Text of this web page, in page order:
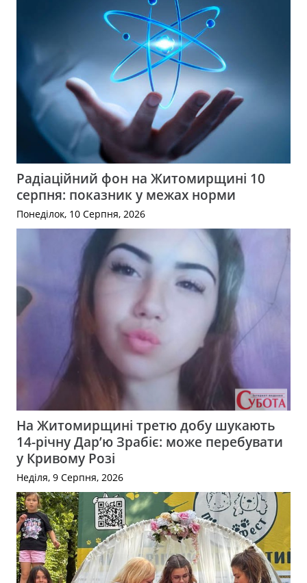
Радіаційний фон на Житомирщині 10
серпня: показник у межах норми
Понеділок, 10 Серпня, 2026
На Житомирщині третю добу шукають
14-річну Дар’ю Зрабіє: може перебувати
у Кривому Розі
Неділя, 9 Серпня, 2026